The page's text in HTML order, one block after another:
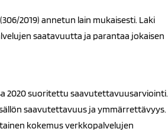
2019) annetun lain mukaisesti. Laki
saatavuutta ja parantaa jokaisen
2020 suoritettu saavutettavuusarviointi.
saavutettavuus ja ymmärrettävyys.
kokemus verkkopalvelujen